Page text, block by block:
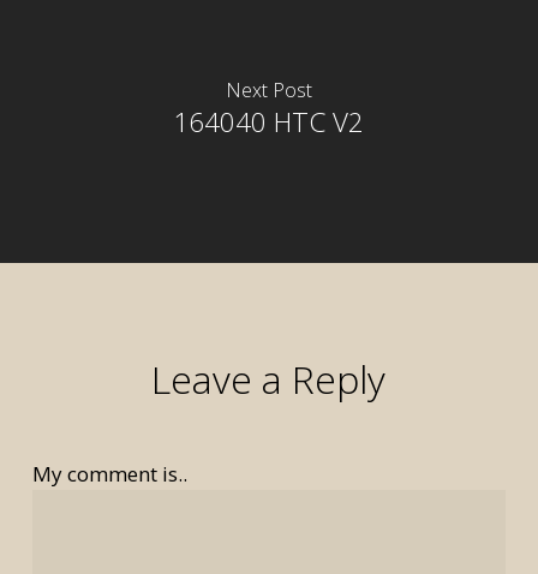
Next Post
164040 HTC V2
Leave a Reply
My comment is..